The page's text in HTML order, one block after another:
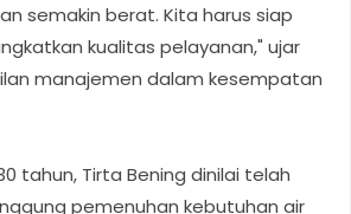
semakin berat. Kita harus siap
kualitas pelayanan," ujar
manajemen dalam kesempatan
tahun, Tirta Bening dinilai telah
pemenuhan kebutuhan air